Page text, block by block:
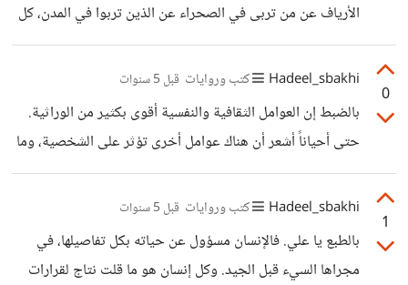
الأرياف عن من تربى في الصحراء عن الذين تربوا في المدن، كل
منهم واجه ظروفاً مختلفة واضطر للتصرف في مواقف مختلفة
وهذا كله ما يؤثر على شخصياتهم. مشكور جداً على الإضافة.
0
Hadeel_sbakhi كتب وروايات قبل 5 سنوات
بالضبط إن العوامل الثقافية والنفسية أقوى بكثير من الوراثية.
حتى أحياناً أشعر أن هناك عوامل أخرى تؤثر على الشخصية، وما
دعاني للتفكير بذلك هو أنني أنا وأختي تربينا في نفس المنزل
(اشتركنا في العامل الوراثي) مررنا بظروف الحياة نفسها تقريباً
وحتى كان لنا نفس الأصدقاء(اشتركنا في العامل الثقافي) لكن
شخصياتنا مختلفة تماماً عن بعضنا.
1
Hadeel_sbakhi كتب وروايات قبل 5 سنوات
بالطبع يا علي. فالإنسان مسؤول عن حياته بكل تفاصيلها، في
مجراها السيء قبل الجيد. وكل إنسان هو ما قلت نتاج لقرارات